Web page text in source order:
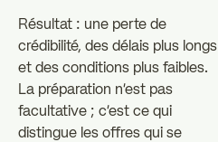
Résultat : une perte de
crédibilité, des délais plus longs
et des conditions plus faibles.
La préparation n'est pas
facultative ; c'est ce qui
distingue les offres qui se